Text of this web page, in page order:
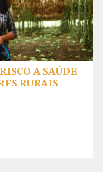
A SAÚDE
RURAIS